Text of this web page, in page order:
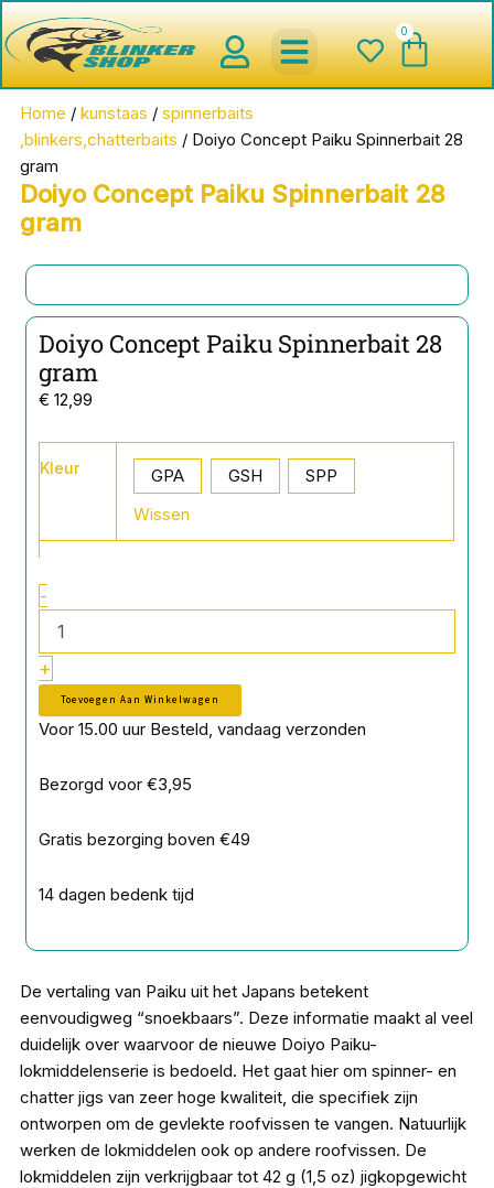
Ga
naar
de
inhoud
0
Home /kunstaas /spinnerbaits
,blinkers,chatterbaits / Doiyo Concept Paiku Spinnerbait 28
gram
Doiyo Concept Paiku Spinnerbait 28
gram
Doiyo Concept Paiku Spinnerbait 28
gram
€ 12,99
Kleur GPA GSH
SPP
Wissen
-
Concept
Spinnerbait
28
aantal
+
Toevoegen Aan Winkelwagen
Voor 15.00 uur Besteld, vandaag verzonden
Bezorgd voor €3,95
Gratis bezorging boven €49
14 dagen bedenk tijd
De vertaling van Paiku uit het Japans betekent
eenvoudigweg “snoekbaars”. Deze informatie maakt al veel
duidelijk over waarvoor de nieuwe Doiyo Paiku-
lokmiddelenserie is bedoeld. Het gaat hier om spinner- en
chatter jigs van zeer hoge kwaliteit, die specifiek zijn
ontworpen om de gevlekte roofvissen te vangen. Natuurlijk
werken de lokmiddelen ook op andere roofvissen. De
lokmiddelen zijn verkrijgbaar tot 42 g (1,5 oz) jigkopgewicht